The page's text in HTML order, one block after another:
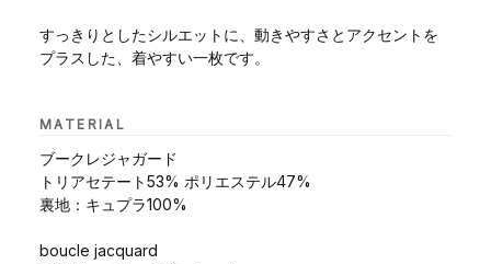
すっきりとしたシルエットに、動きやすさとアクセントを
プラスした、着やすい一枚です。
MATERIAL
ブークレジャガード
トリアセテート53% ポリエステル47%
裏地：キュプラ100%
boucle jacquard